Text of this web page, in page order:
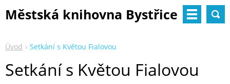
Městská knihovna Bystřice
Úvod Setkání s Květou Fialovou
Setkání s Květou Fialovou